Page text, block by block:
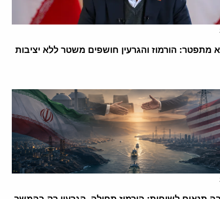
מתפטר: הורמוז והגרעין חושפים משטר ללא יציבות